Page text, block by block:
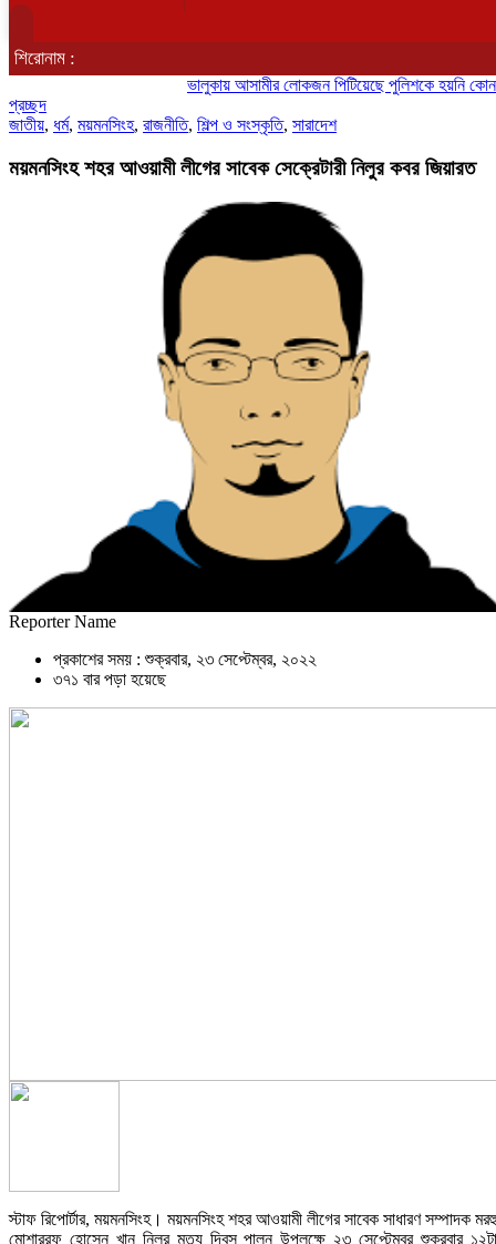
শিরোনাম :
ভালুকায় আসামীর লোকজন পিটিয়েছে পুলিশকে হয়নি কোন মামলা! জামালপুর
প্রচ্ছদ
জাতীয়, ধর্ম, ময়মনসিংহ, রাজনীতি, শিল্প ও সংস্কৃতি, সারাদেশ
ময়মনসিংহ শহর আওয়ামী লীগের সাবেক সেক্রেটারী নিলুর কবর জিয়ারত
Reporter Name
প্রকাশের সময় : শুক্রবার, ২৩ সেপ্টেম্বর, ২০২২
৩৭১ বার পড়া হয়েছে
স্টাফ রিপোর্টার, ময়মনসিংহ। ময়মনসিংহ শহর আওয়ামী লীগের সাবেক সাধারণ সম্পাদক
মোশাররফ হোসেন খান নিলুর মৃত্যু দিবস পালন উপলক্ষে ২৩ সেপ্টেম্বর শুক্রবার